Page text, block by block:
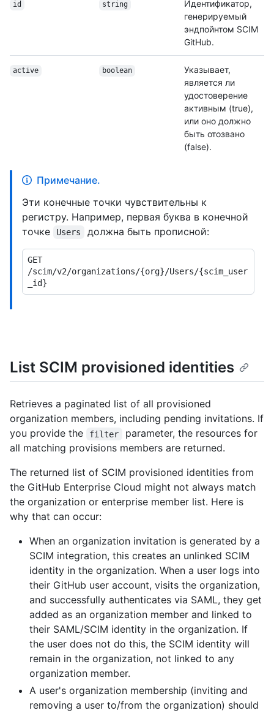
id string
Идентификатор,
генерируемый
эндпойнтом SCIM
GitHub.
active boolean
Указывает,
является ли
удостоверение
активным (true),
или оно должно
быть отозвано
(false).
Примечание.
Эти конечные точки чувствительны к
регистру. Например, первая буква в конечной
точке
Users должна быть прописной:
GET
/scim/v2/organizations/{org}/Users/{scim_user
List SCIM provisioned identities
Retrieves a paginated list of all provisioned
organization members, including pending invitations. If
you provide the
filter
parameter, the resources for
all matching provisions members are returned.
The returned list of SCIM provisioned identities from
the GitHub Enterprise Cloud might not always match
the organization or enterprise member list. Here is
why that can occur:
When an organization invitation is generated by a
SCIM integration, this creates an unlinked SCIM
identity in the organization. When a user logs into
their GitHub user account, visits the organization,
and successfully authenticates via SAML, they get
added as an organization member and linked to
their SAML/SCIM identity in the organization. If
the user does not do this, the SCIM identity will
remain in the organization, not linked to any
organization member.
A user's organization membership (inviting and
removing a user to/from the organization) should